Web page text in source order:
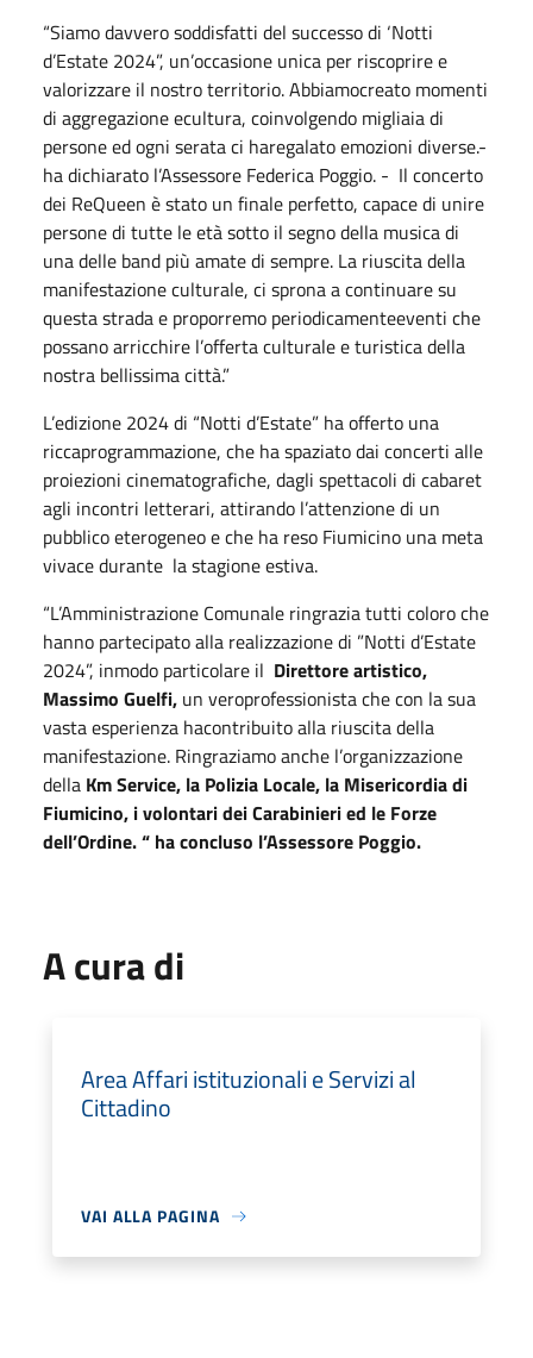
“Siamo davvero soddisfatti del successo di ‘Notti
d’Estate 2024”, un’occasione unica per riscoprire e
valorizzare il nostro territorio. Abbiamocreato momenti
di aggregazione ecultura, coinvolgendo migliaia di
persone ed ogni serata ci haregalato emozioni diverse.-
ha dichiarato l’Assessore Federica Poggio. - Il concerto
dei ReQueen è stato un finale perfetto, capace di unire
persone di tutte le età sotto il segno della musica di
una delle band più amate di sempre. La riuscita della
manifestazione culturale, ci sprona a continuare su
questa strada e proporremo periodicamenteeventi che
possano arricchire l’offerta culturale e turistica della
nostra bellissima città.”
L’edizione 2024 di “Notti d’Estate” ha offerto una
riccaprogrammazione, che ha spaziato dai concerti alle
proiezioni cinematografiche, dagli spettacoli di cabaret
agli incontri letterari, attirando l’attenzione di un
pubblico eterogeneo e che ha reso Fiumicino una meta
vivace durante la stagione estiva.
“L’Amministrazione Comunale ringrazia tutti coloro che
hanno partecipato alla realizzazione di ”Notti d’Estate
2024”, inmodo particolare il Direttore artistico,
Massimo Guelfi, un veroprofessionista che con la sua
vasta esperienza hacontribuito alla riuscita della
manifestazione. Ringraziamo anche l’organizzazione
della Km Service, la Polizia Locale, la Misericordia di
Fiumicino, i volontari dei Carabinieri ed le Forze
dell’Ordine. “ ha concluso l’Assessore Poggio.
A cura di
Area Affari istituzionali e Servizi al
Cittadino
VAI ALLA PAGINA